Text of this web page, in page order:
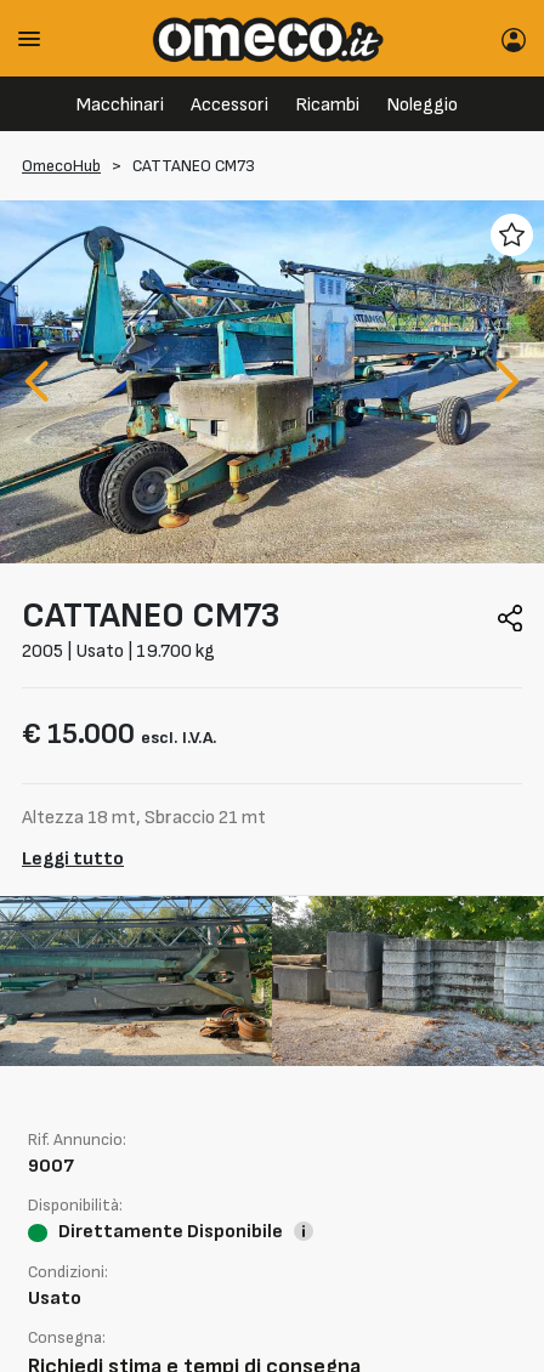
Macchinari Accessori Ricambi Noleggio
OmecoHub > CATTANEO CM73
CATTANEO CM73
2005 | Usato | 19.700 kg
€ 15.000 escl. I.V.A.
Altezza 18 mt, Sbraccio 21 mt
Leggi tutto
Rif. Annuncio:
9007
Disponibilità:
Direttamente Disponibile
Condizioni:
Usato
Consegna:
Richiedi stima e tempi di consegna